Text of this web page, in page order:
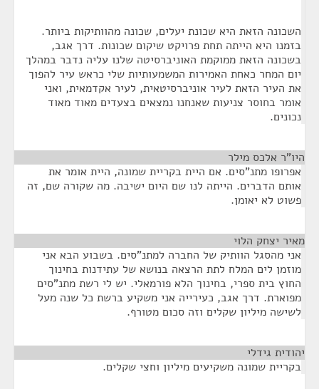
השכונה הזאת היא שכונת יעלים, שכונה מהוותיקות ביותר.
בזמנו היא הייתה תחת פרויקט שיקום שכונות. דרך אגב,
בשכונה הזאת ממוקמת האוניברסיטה שלנו עליה נדבר במהלך
יום המחר כאחת האמירות המשמעותיות שלי כראש עיר להפוך
את העיר הזאת לעיר אוניברסיטאית, לעיר אקדמאית, ואני
אומר בחוסר צניעות שאנחנו נמצאים בצעדים מאוד מאוד
נכונים.
היו"ר אלכס מילר
אפרופו מתנ"סים. אם היית בקריית שמונה, היית אומר את
אותם הדברים. הייתה לנו שם היום ישיבה. מה שקורה שם, זה
פשוט לא יאומן.
מאיר יצחק הלוי
אני מהסגל הוותיק של החברה למתנ"סים. בשבוע הבא אני
מוזמן לים המלח לתת הרצאה בנושא של עתידנות בחינוך
החוץ בית ספרי, בחינוך הלא פורמאלי. יש לי רשת מתנ"סים
מפוארת. דרך אגב, כעירייה אני משקיע ברשת כל שנה מעל
לשישה מיליון שקלים וזה סכום מטורף.
יהודית גידלי
בקריית שמונה משקיעים מיליון וחצי שקלים.